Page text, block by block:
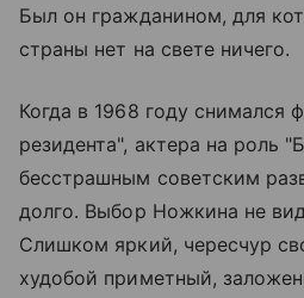
Был он гражданином, для
страны нет на свете ничего.
Когда в 1968 году снимался
резидента", актера на роль
бесстрашным советским
долго. Выбор Ножкина не
Слишком яркий, чересчур
худобой приметный,